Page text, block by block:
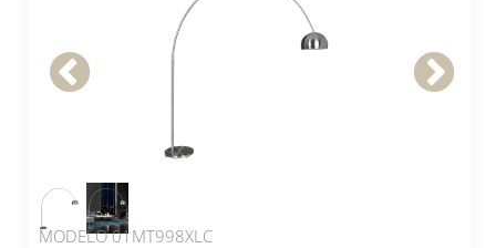
MODELO 01MT998XLC